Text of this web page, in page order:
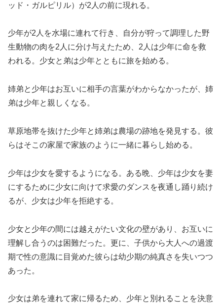
ッド・ガルピリル）が2人の前に現れる。
少年が2人を水場に連れて行き、自分が狩って調理した野
生動物の肉を2人に分け与えたため、2人は少年に命を救
われる。少女と弟は少年とともに旅を始める。
姉弟と少年はお互いに相手の言葉がわからなかったが、姉
弟は少年と親しくなる。
草原地帯を抜けた少年と姉弟は農場の跡地を発見する。彼
らはそこの家屋で家族のように一緒に暮らし始める。
少年は少女を愛するようになる。ある晩、少年は少女を妻
にするために少女に向けて求愛のダンスを夜通し踊り続け
るが、少女は少年を拒絶する。
少女と少年の間には越えがたい文化の壁があり、お互いに
理解し合うのは困難だった。更に、子供から大人への過渡
期で性の意識に目覚めた彼らは幼少期の純真さを失いつつ
あった。
少女は弟を連れて家に帰るため、少年と別れることを決意